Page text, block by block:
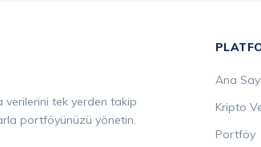
portföyünüzü yönetin.
Ana
Kripto
Portföy